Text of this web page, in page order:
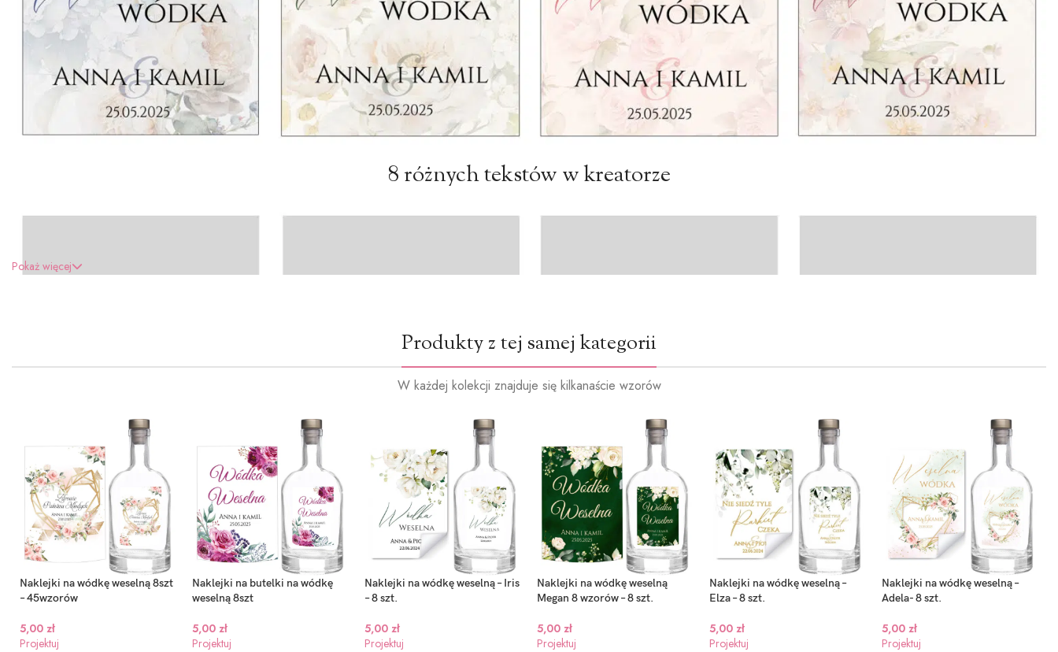
8 różnych tekstów w kreatorze
Pokaż więcej
Produkty z tej samej kategorii
W każdej kolekcji znajduje się kilkanaście wzorów
Naklejki na wódkę weselną 8szt
– 45wzorów
5,00 zł
Projektuj
Naklejki na butelki na wódkę
weselną 8szt
5,00 zł
Projektuj
Naklejki na wódkę weselną – Iris
– 8 szt.
5,00 zł
Projektuj
Naklejki na wódkę weselną
Megan 8 wzorów – 8 szt.
5,00 zł
Projektuj
Naklejki na wódkę weselną –
Elza – 8 szt.
5,00 zł
Projektuj
Naklejki na wódkę weselną –
Adela- 8 szt.
5,00 zł
Projektuj